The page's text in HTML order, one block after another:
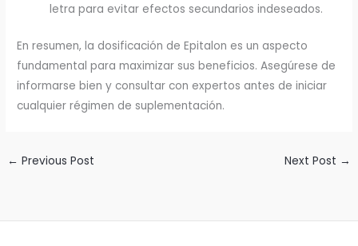
letra para evitar efectos secundarios indeseados.
En resumen, la dosificación de Epitalon es un aspecto
fundamental para maximizar sus beneficios. Asegúrese de
informarse bien y consultar con expertos antes de iniciar
cualquier régimen de suplementación.
← Previous Post Next Post →